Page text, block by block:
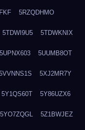
5RZQDHMO
5TDWI9U5 5TDWKNIX
5UPNX603 5UUMB8OT
5XJ2MR7Y
5Y1QS60T 5Y86UZX6
5YO7ZQGL 5Z1BWJEZ